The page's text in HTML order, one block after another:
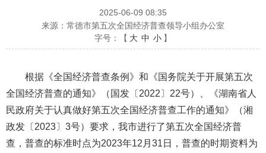
2025-06-09 08:35
来源：常德市第五次全国经济普查领导小组办公室
字号：【 大 中 小 】
根据《全国经济普查条例》和《国务院关于开展第五次
全国经济普查的通知》（国发〔2022〕22号）、《湖南省人
民政府关于认真做好第五次全国经济普查工作的通知》（湘
政发〔2023〕3号）要求，我市进行了第五次全国经济普
查，普查的标准时点为2023年12月31日，普查的时期资料为